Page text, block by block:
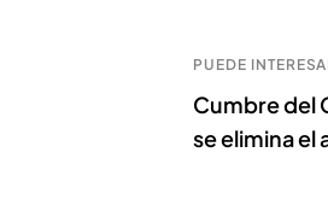
PUEDE
Cumbre del
se elimina el